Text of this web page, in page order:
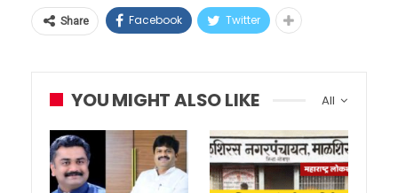
Share Facebook Twitter
All
YOU MIGHT ALSO LIKE